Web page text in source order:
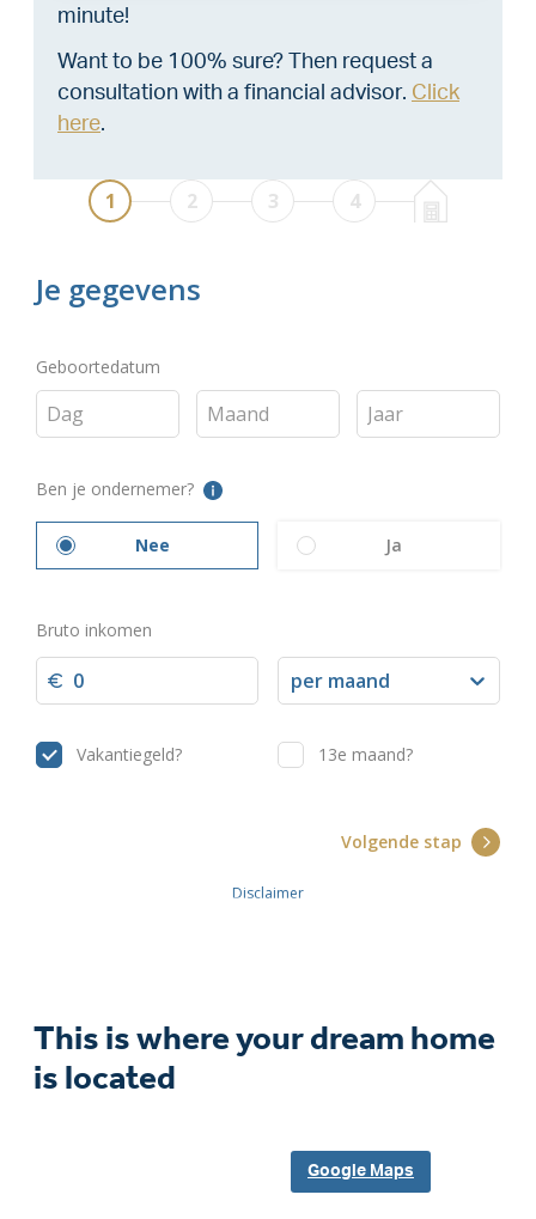
minute!
Want to be 100% sure? Then request a
consultation with a financial advisor. Click
here.
This is where your dream home
is located
Google Maps